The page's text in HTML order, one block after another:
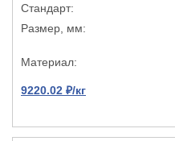
9220.02 ₽/кг